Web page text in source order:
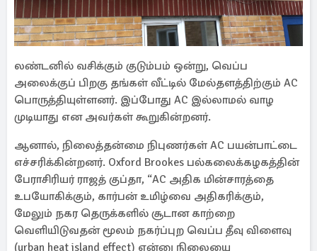
லண்டனில் வசிக்கும் குடும்பம் ஒன்று, வெப்ப
அலைக்குப் பிறகு தங்கள் வீட்டில் மேல்தளத்திற்கும் AC
பொருத்தியுள்ளனர். இப்போது AC இல்லாமல் வாழ
முடியாது என அவர்கள் கூறுகின்றனர்.
ஆனால், நிலைத்தன்மை நிபுணர்கள் AC பயன்பாட்டை
எச்சரிக்கின்றனர். Oxford Brookes பல்கலைக்கழகத்தின்
பேராசிரியர் ராஜத் குப்தா, “AC அதிக மின்சாரத்தை
உபயோகிக்கும், கார்பன் உமிழ்வை அதிகரிக்கும்,
மேலும் நகர தெருக்களில் சூடான காற்றை
வெளியிடுவதன் மூலம் நகர்ப்புற வெப்ப தீவு விளைவு
(urban heat island effect) என்னு நிலையை